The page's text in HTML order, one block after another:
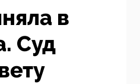
в
Суд